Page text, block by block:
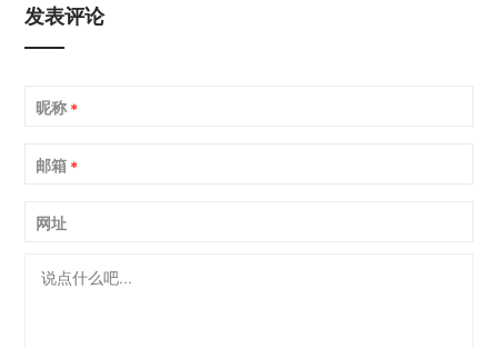
发表评论
昵称 *
邮箱 *
网址